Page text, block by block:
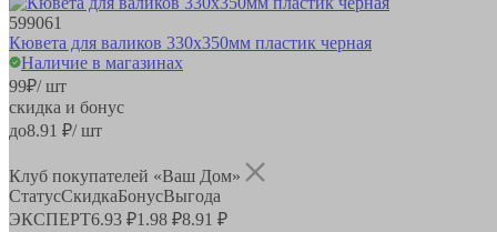
599061
Кювета для валиков 330х350мм пластик черная
Наличие в магазинах
99₽/ шт
скидка и бонус
до8.91 ₽/ шт
Клуб покупателей «Ваш Дом»
СтатусСкидкаБонусВыгода
ЭКСПЕРТ6.93 ₽1.98 ₽8.91 ₽